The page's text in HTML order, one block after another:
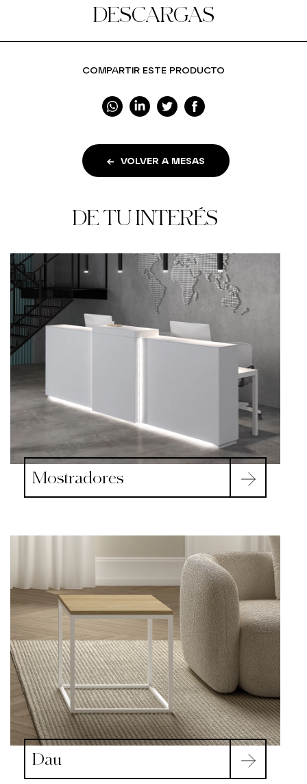
DESCARGAS
COMPARTIR ESTE PRODUCTO
VOLVER A MESAS
DE TU INTERÉS
Mostradores
Dau